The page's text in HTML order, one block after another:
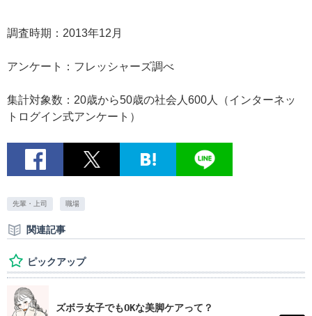
調査時期：2013年12月
アンケート：フレッシャーズ調べ
集計対象数：20歳から50歳の社会人600人（インターネッ
トログイン式アンケート）
先輩・上司 職場
関連記事
ピックアップ
ズボラ女子でもOKな美脚ケアって？